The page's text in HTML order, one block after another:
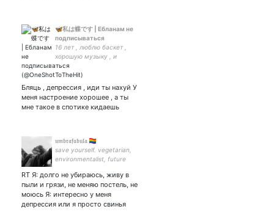
🦋私は蝶です | Ебланам не
подписываться
16 лет , люблю баскет ,
хорошую музыку , и
шутить. пАрнуха с
Бляць , депрессия , иди ты нахуй У
меня настроение хорошее , а ты
мне такое в спотике кидаешь
𝔲𝔪𝔟𝔯𝔞𝔣𝔞𝔟𝔲𝔩𝔞 🏳️‍🌈
save yourself. vegetarian,
environmentalist, future
fandoms forever. she/her🏳️‍🌈
real Jewish 4276 5000 5081
3177 - на препараты
RT Я: долго не убираюсь, живу в
пыли и грязи, не меняю постель, не
моюсь Я: интересно у меня
депрессия или я просто свинья